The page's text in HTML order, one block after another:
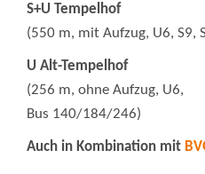
S+U Tempelhof
(550 m, mit Aufzug, U6, S9,
U Alt-Tempelhof
(256 m, ohne Aufzug, U6,
Bus 140/184/246)
Auch in Kombination mit